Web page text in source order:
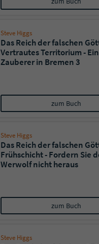
Steve Higgs
Das Reich der falschen
Vertrautes Territorium - Ein
Zauberer in Bremen 3
zum Buch
Steve Higgs
Das Reich der falschen
Frühschicht - Fordern Sie
Werwolf nicht heraus
zum Buch
Steve Higgs